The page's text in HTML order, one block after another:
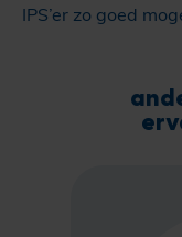
IPS’er zo goed